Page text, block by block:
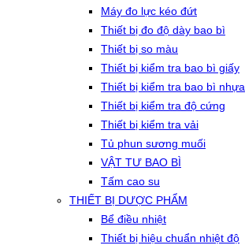
Máy đo lực kéo đứt
Thiết bị đo độ dày bao bì
Thiết bị so màu
Thiết bị kiểm tra bao bì giấy
Thiết bị kiểm tra bao bì nhựa
Thiết bị kiểm tra độ cứng
Thiết bị kiểm tra vải
Tủ phun sương muối
VẬT TƯ BAO BÌ
Tấm cao su
THIẾT BỊ DƯỢC PHẨM
Bể điều nhiệt
Thiết bị hiệu chuẩn nhiệt độ